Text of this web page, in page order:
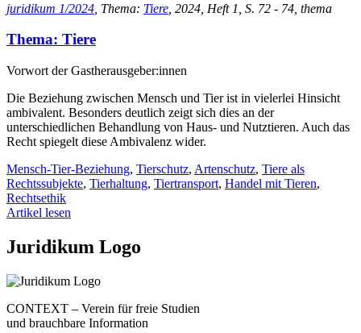
juridikum 1/2024 , Thema: Tiere , 2024, Heft 1, S. 72 - 74, thema
Thema: Tiere
Vorwort der Gastherausgeber:innen
Die Beziehung zwischen Mensch und Tier ist in vielerlei Hinsicht
ambivalent. Besonders deutlich zeigt sich dies an der
unterschiedlichen Behandlung von Haus- und Nutztieren. Auch das
Recht spiegelt diese Ambivalenz wider.
Mensch-Tier-Beziehung, Tierschutz, Artenschutz, Tiere als
Rechtssubjekte, Tierhaltung, Tiertransport, Handel mit Tieren,
Rechtsethik
Artikel lesen
Juridikum Logo
CONTEXT – Verein für freie Studien
und brauchbare Information